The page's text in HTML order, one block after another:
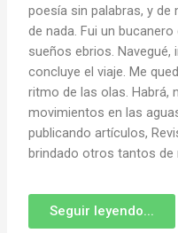
poesía sin palabras, y
de nada. Fui un
sueños ebrios. Navegué,
concluye el viaje. Me
ritmo de las olas. Habrá,
movimientos en las
publicando artículos,
brindado otros tantos
Seguir leyendo...